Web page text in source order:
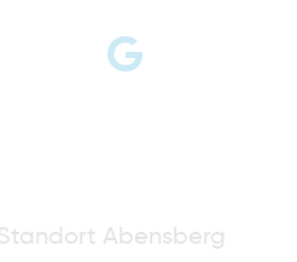
Abensberg